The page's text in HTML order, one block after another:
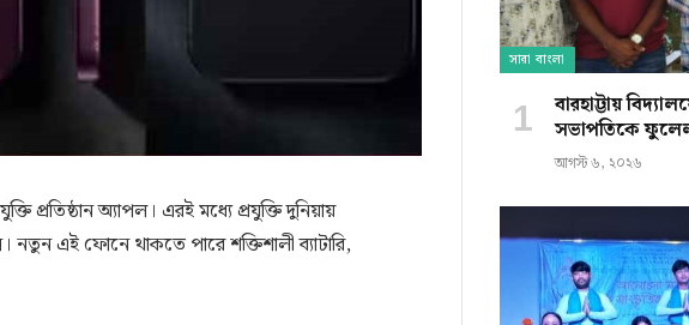
অ্যাপল। এরই মধ্যে প্রযুক্তি দুনিয়ায়
এই ফোনে থাকতে পারে শক্তিশালী ব্যাটারি,
সারা বাংলা
বারহাট্টায়
সভাপতিকে
আগস্ট ৬, ২০২৬